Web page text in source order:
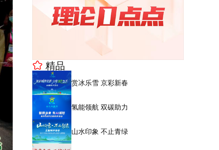
精品
赏冰乐雪 京彩新春
氢能领航 双碳助力
山水印象 不止青绿